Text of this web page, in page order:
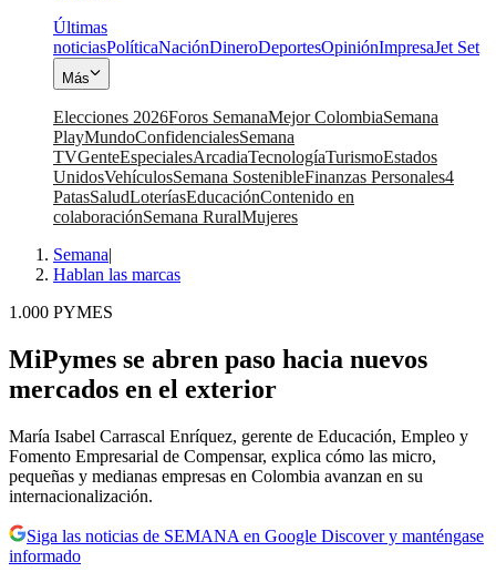
Últimas
noticiasPolíticaNaciónDineroDeportesOpiniónImpresaJet Set
Más
Elecciones 2026Foros SemanaMejor ColombiaSemana
PlayMundoConfidencialesSemana
TVGenteEspecialesArcadiaTecnologíaTurismoEstados
UnidosVehículosSemana SostenibleFinanzas Personales4
PatasSaludLoteríasEducaciónContenido en
colaboraciónSemana RuralMujeres
Semana|
Hablan las marcas
1.000 PYMES
MiPymes se abren paso hacia nuevos
mercados en el exterior
María Isabel Carrascal Enríquez, gerente de Educación, Empleo y
Fomento Empresarial de Compensar, explica cómo las micro,
pequeñas y medianas empresas en Colombia avanzan en su
internacionalización.
Siga las noticias de SEMANA en Google Discover y manténgase
informado